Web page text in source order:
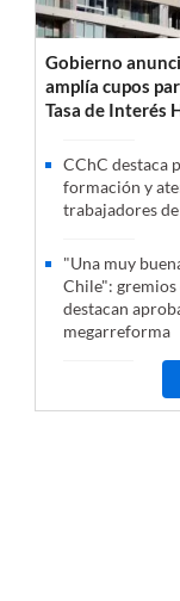
Gobierno
amplía cupos
Tasa de Interés
CChC destaca
formación y
trabajadores
"Una muy
Chile":
destacan
megarreforma